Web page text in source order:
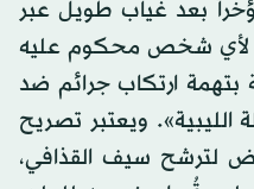
بعد غياب طويل عبر
لأي شخص محكوم عليه
بتهمة ارتكاب جرائم ضد
الليبية». ويعتبر تصريح
لترشح سيف القذافي،